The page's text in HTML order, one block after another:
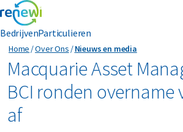
BedrijvenParticulieren
Strategie
Onze divisies
Duurzaamheid
Duurzaamheid
Leadership
Home Over Ons Nieuws en media
Macquarie Asset
BCI ronden overname
af